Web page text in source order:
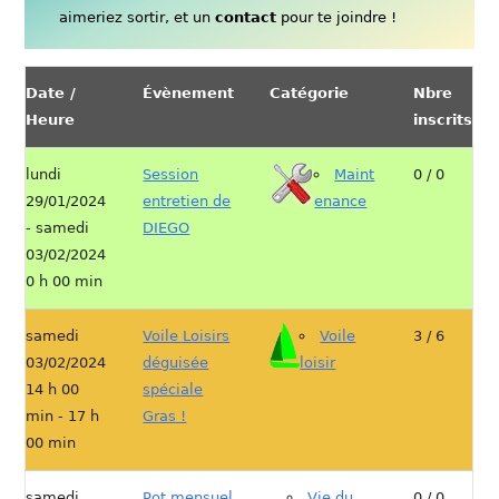
aimeriez sortir, et uncontact pour te joindre !
Date /
Heure
Évènement Catégorie
Nbre
inscrits
lundi
29/01/2024
- samedi
03/02/2024
0 h 00 min
Session
entretien de
DIEGO
Maint
enance
0 / 0
samedi
03/02/2024
14 h 00
min - 17 h
00 min
Voile Loisirs
déguisée
spéciale
Gras !
Voile
loisir
3 / 6